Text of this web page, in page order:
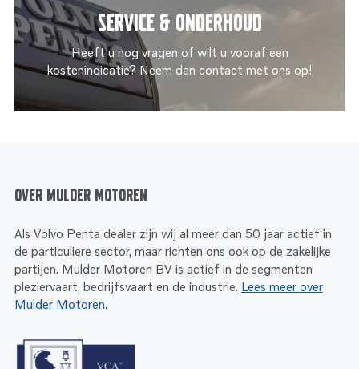
Service & onderhoud
Heeft u nog vragen of wilt u vooraf een
kostenindicatie? Neem dan contact met ons op!
Over Mulder Motoren
Als Volvo Penta dealer zijn wij al meer dan 50 jaar actief in
de particuliere sector, maar richten ons ook op de zakelijke
partijen. Mulder Motoren BV is actief in de segmenten
pleziervaart, bedrijfsvaart en de industrie. Lees meer over
Mulder Motoren.